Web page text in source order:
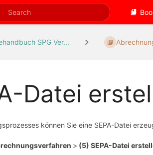
SPG Ver...
Datei
können Sie eine SEPA-Datei
> (5) SEPA-Datei